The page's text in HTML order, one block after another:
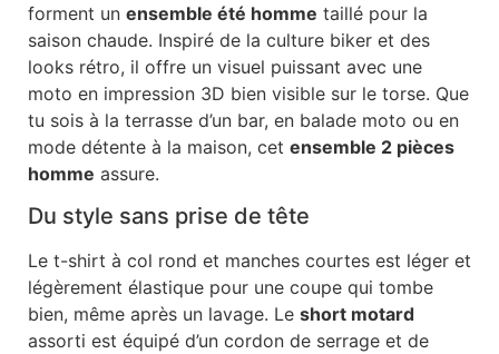
forment un ensemble été homme taillé pour la
saison chaude. Inspiré de la culture biker et des
looks rétro, il offre un visuel puissant avec une
moto en impression 3D bien visible sur le torse. Que
tu sois à la terrasse d’un bar, en balade moto ou en
mode détente à la maison, cet ensemble 2 pièces
homme assure.
Du style sans prise de tête
Le t-shirt à col rond et manches courtes est léger et
légèrement élastique pour une coupe qui tombe
bien, même après un lavage. Le short motard
assorti est équipé d’un cordon de serrage et de